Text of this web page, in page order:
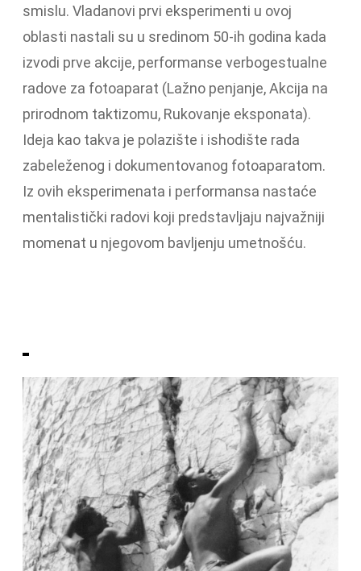
smislu. Vladanovi prvi eksperimenti u ovoj
oblasti nastali su u sredinom 50-ih godina kada
izvodi prve akcije, performanse verbogestualne
radove za fotoaparat (Lažno penjanje, Akcija na
prirodnom taktizomu, Rukovanje eksponata).
Ideja kao takva je polazište i ishodište rada
zabeleženog i dokumentovanog fotoaparatom.
Iz ovih eksperimenata i performansa nastaće
mentalistički radovi koji predstavljaju najvažniji
momenat u njegovom bavljenju umetnošću.